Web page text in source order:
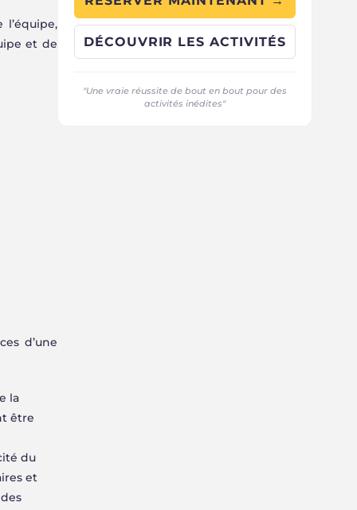
et de
d’une
la
être
du
et
DÉCOUVRIR LES ACTIVITÉS
"Une vraie réussite de bout en bout pour des
activités inédites"